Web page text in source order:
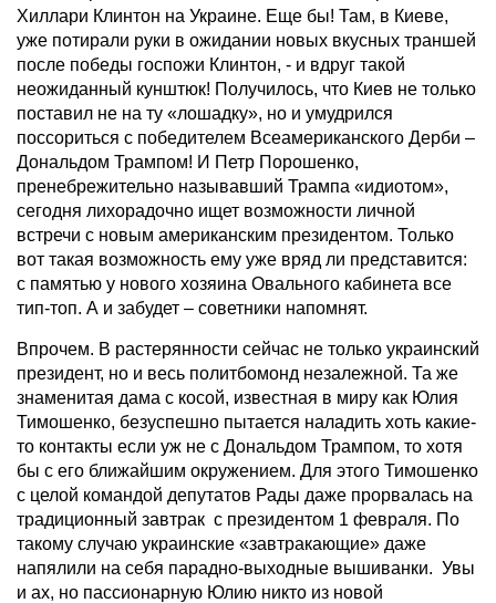
Хиллари Клинтон на Украине. Еще бы! Там, в Киеве,
уже потирали руки в ожидании новых вкусных траншей
после победы госпожи Клинтон, - и вдруг такой
неожиданный кунштюк! Получилось, что Киев не только
поставил не на ту «лошадку», но и умудрился
поссориться с победителем Всеамериканского Дерби –
Дональдом Трампом! И Петр Порошенко,
пренебрежительно называвший Трампа «идиотом»,
сегодня лихорадочно ищет возможности личной
встречи с новым американским президентом. Только
вот такая возможность ему уже вряд ли представится:
с памятью у нового хозяина Овального кабинета все
тип-топ. А и забудет – советники напомнят.
Впрочем. В растерянности сейчас не только украинский
президент, но и весь политбомонд незалежной. Та же
знаменитая дама с косой, известная в миру как Юлия
Тимошенко, безуспешно пытается наладить хоть какие-
то контакты если уж не с Дональдом Трампом, то хотя
бы с его ближайшим окружением. Для этого Тимошенко
с целой командой депутатов Рады даже прорвалась на
традиционный завтрак с президентом 1 февраля. По
такому случаю украинские «завтракающие» даже
напялили на себя парадно-выходные вышиванки. Увы
и ах, но пассионарную Юлию никто из новой